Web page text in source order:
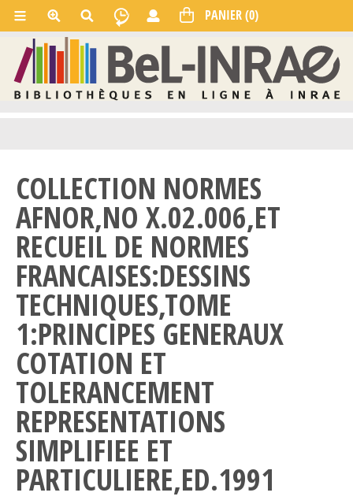
COLLECTION NORMES
AFNOR,NO X.02.006,ET
RECUEIL DE NORMES
FRANCAISES:DESSINS
TECHNIQUES,TOME
1:PRINCIPES GENERAUX
COTATION ET
TOLERANCEMENT
REPRESENTATIONS
SIMPLIFIEE ET
PARTICULIERE,ED.1991